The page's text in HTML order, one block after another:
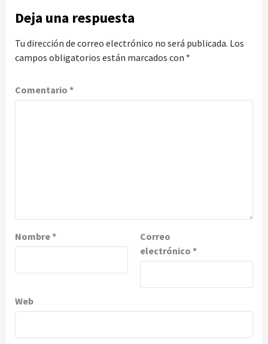
Deja una respuesta
Tu dirección de correo electrónico no será publicada. Los
campos obligatorios están marcados con *
Comentario *
Nombre*
Correo
electrónico *
Web